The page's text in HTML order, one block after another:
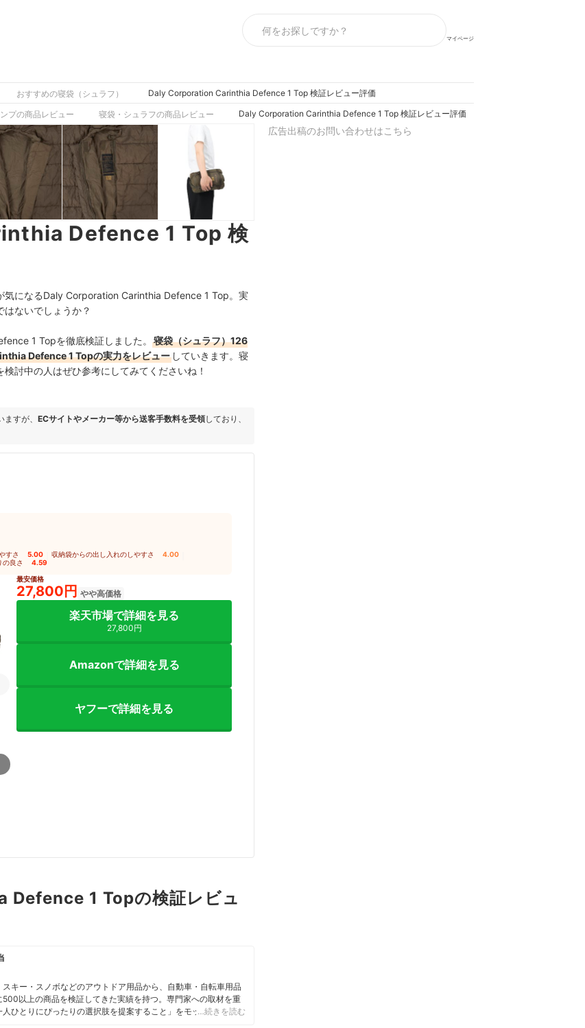
マイページ
おすすめの寝袋（シュラフ） Daly Corporation Carinthia Defence 1 Top 検証レビュー評価
プの商品レビュー 寝袋・シュラフの商品レビュー Daly Corporation Carinthia Defence 1 Top 検証レビュー評価
Defence 1 Top 検
気になるDaly Corporation Carinthia Defence 1 Top。実
ないでしょうか？
1 Topを徹底検証しました。
寝袋（シュラフ）126
Defence 1 Topの実力をレビュー していきます。寝
討中の人はぜひ参考にしてみてくださいね！
すが、 ECサイトやメーカー等から送客手数料を受領しており、
すさ 5.00 収納袋からの出し入れのしやすさ 4.00
の良さ 4.59
最安価格
27,800円 やや高価格
楽天市場で詳細を見る
27,800円
Amazonで詳細を見る
ヤフーで詳細を見る
1 Topの検証レビュ
キー・スノボなどのアウトドア用品から、自動車・自転車用品
以上の商品を検証してきた実績を持つ。専門家への取材を重
ひとりにぴったりの選択肢を提案すること」をモットーに、コ
…続きを読む
広告出稿のお問い合わせはこちら